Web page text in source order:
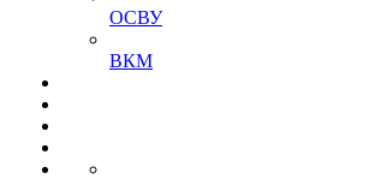
ОСВУ
ВКМ